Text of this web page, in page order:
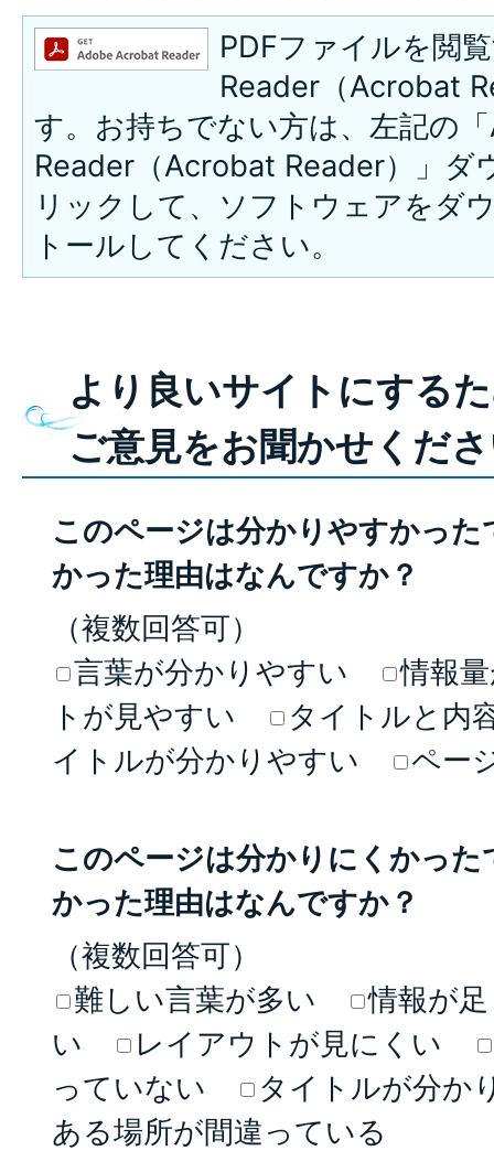
PDFファイルを閲
Reader（Acrobat
す。お持ちでない方は、左記の
Reader（Acrobat Reader）」ダ
リックして、ソフトウェアをダ
トールしてください。
より良いサイトにする
ご意見をお聞かせくだ
このページは分かりやすかっ
かった理由はなんですか？
（複数回答可）
言葉が分かりやすい
情報
トが見やすい
タイトルと内
イトルが分かりやすい
ペー
このページは分かりにくかっ
かった理由はなんですか？
（複数回答可）
難しい言葉が多い
情報が
い
レイアウトが見にくい
っていない
タイトルが分か
ある場所が間違っている